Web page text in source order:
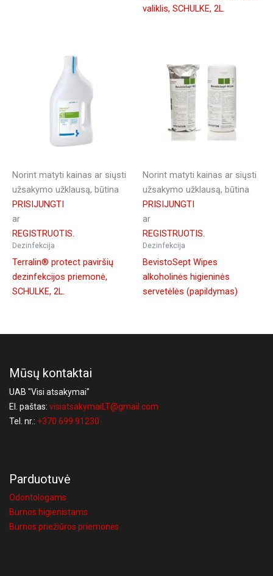
valiklis, SCHULKE, 2L.
Norint matyti kainas ar siųsti
užsakymo užklausą, būtina
PRISIJUNGTI
ar
REGISTRUOTIS.
Dezinfekcija
Terralin® protect paviršių
dezinfekcijos priemonė,
SCHULKE, 2L.
Norint matyti kainas ar siųsti
užsakymo užklausą, būtina
PRISIJUNGTI
ar
REGISTRUOTIS.
Dezinfekcija
BevistoSept Wipes
alkoholinės higieninės
servetėlės (papildymas)
Mūsų kontaktai
UAB "Visi atsakymai"
El. paštas: visiatsakymaiLT@gmail.com
Tel. nr.: +370 699 91230
Parduotuvė
Odontologams
Burnos higienistams
Burnos priežiūros priemonės